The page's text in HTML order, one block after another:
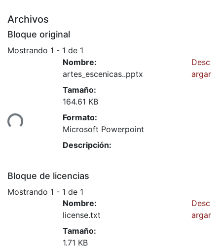
Archivos
Bloque original
Mostrando 1 - 1 de 1
Nombre:
artes_escenicas..pptx
Tamaño:
164.61 KB
Formato:
Microsoft Powerpoint
Descripción:
Desc
argar
Bloque de licencias
Mostrando 1 - 1 de 1
Nombre:
license.txt
Tamaño:
1.71 KB
Desc
argar